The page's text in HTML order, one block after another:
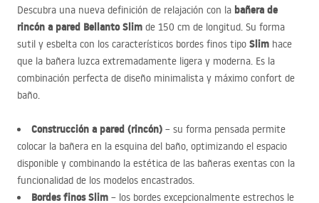
Descubra una nueva definición de relajación con la bañera de
rincón a pared Bellanto Slim de 150 cm de longitud. Su forma
sutil y esbelta con los característicos bordes finos tipo Slim hace
que la bañera luzca extremadamente ligera y moderna. Es la
combinación perfecta de diseño minimalista y máximo confort de
baño.
Construcción a pared (rincón) – su forma pensada permite
colocar la bañera en la esquina del baño, optimizando el espacio
disponible y combinando la estética de las bañeras exentas con la
funcionalidad de los modelos encastrados.
Bordes finos Slim – los bordes excepcionalmente estrechos le